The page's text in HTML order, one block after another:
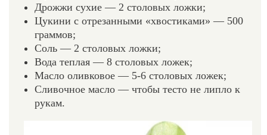
Дрожжи сухие — 2 столовых ложки;
Цукини с отрезанными «хвостиками» — 500
граммов;
Соль — 2 столовых ложки;
Вода теплая — 8 столовых ложек;
Масло оливковое — 5-6 столовых ложек;
Сливочное масло — чтобы тесто не липло к
рукам.